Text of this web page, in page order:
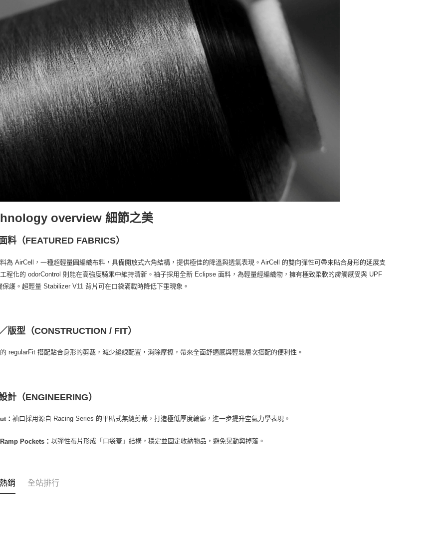
overview 細節之美
料（FEATURED FABRICS）
為 AirCell，一種超輕量圓編織布料，具備開放式六角結構，提供極佳的降溫與透氣表現。AirCell 的雙向彈性可帶來貼合身形的延展支
程化的 odorControl 則能在高強度騎乘中維持清新。袖子採用全新 Eclipse 面料，為輕量經編織物，擁有極致柔軟的膚觸感受與 UPF
保護。超輕量 Stabilizer V11 背片可在口袋滿載時降低下垂現象。
版型（CONSTRUCTION / FIT）
regularFit 搭配貼合身形的剪裁，減少縫線配置，消除摩擦，帶來全面舒適感與輕鬆層次搭配的便利性。
計（ENGINEERING）
：袖口採用源自 Racing Series 的平貼式無縫剪裁，打造極低厚度輪廓，進一步提升空氣力學表現。
Pockets：以彈性布片形成「口袋蓋」結構，穩定並固定收納物品，避免晃動與掉落。
銷 全站排行